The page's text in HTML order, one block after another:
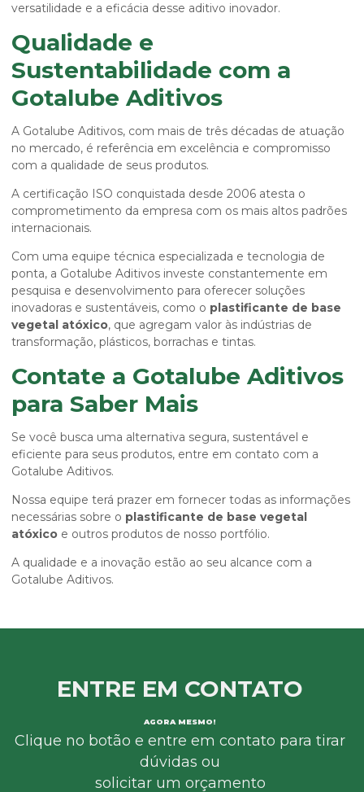
versatilidade e a eficácia desse aditivo inovador.
Qualidade e
Sustentabilidade com a
Gotalube Aditivos
A Gotalube Aditivos, com mais de três décadas de atuação
no mercado, é referência em excelência e compromisso
com a qualidade de seus produtos.
A certificação ISO conquistada desde 2006 atesta o
comprometimento da empresa com os mais altos padrões
internacionais.
Com uma equipe técnica especializada e tecnologia de
ponta, a Gotalube Aditivos investe constantemente em
pesquisa e desenvolvimento para oferecer soluções
inovadoras e sustentáveis, como o plastificante de base
vegetal atóxico, que agregam valor às indústrias de
transformação, plásticos, borrachas e tintas.
Contate a Gotalube Aditivos
para Saber Mais
Se você busca uma alternativa segura, sustentável e
eficiente para seus produtos, entre em contato com a
Gotalube Aditivos.
Nossa equipe terá prazer em fornecer todas as informações
necessárias sobre o plastificante de base vegetal
atóxico e outros produtos de nosso portfólio.
A qualidade e a inovação estão ao seu alcance com a
Gotalube Aditivos.
ENTRE EM CONTATO
AGORA MESMO!
Clique no botão e entre em contato para tirar
dúvidas ou
solicitar um orçamento